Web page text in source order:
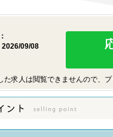
2026/09/08
求人は閲覧できませんので、プ